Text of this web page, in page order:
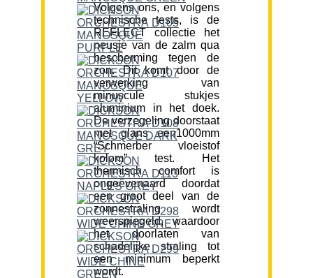
Volgens ons, en volgens
technische tests, is de
REFLECT collectie het
neusje van de zalm qua
bescherming tegen de
zon. Dit komt door de
verwerking van
minuscule stukjes
aluminium in het doek.
De verzegeling doorstaat
met glans een1000mm
“Schmerber vloeistof
kolom” test. Het
thermisch comfort is
ongeëvenaard doordat
een groot deel van de
zonnestraling wordt
weerspiegeld, waardoor
het doorlaten van
schadelijke straling tot
een minimum beperkt
wordt.